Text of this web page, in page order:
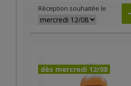
Réception souhaitée le
dès mercredi 12/08